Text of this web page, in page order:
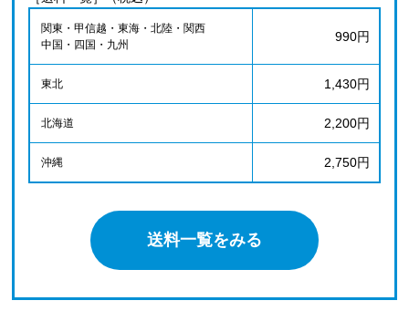
関東・甲信越・東海・北陸・関西
中国・四国・九州
990円
東北 1,430円
北海道 2,200円
沖縄 2,750円
送料一覧をみる